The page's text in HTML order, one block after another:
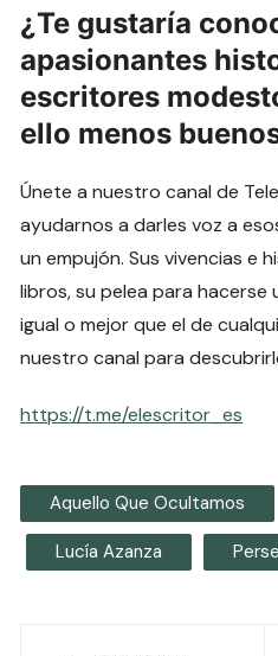
¿Te gustaría
apasionantes
escritores
ello menos
Únete a nuestro canal de
ayudarnos a darles voz a
un empujón. Sus vivencias e
libros, su pelea para hacerse
igual o mejor que el de
nuestro canal para
https://t.me/elescritor_es
Aquello Que Ocultamos
Lucía Azanza